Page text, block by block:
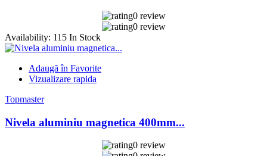
0 review
0 review
Availability: 115 In Stock
Adaugă în Favorite
Vizualizare rapida
Topmaster
Nivela aluminiu magnetica 400mm...
0 review